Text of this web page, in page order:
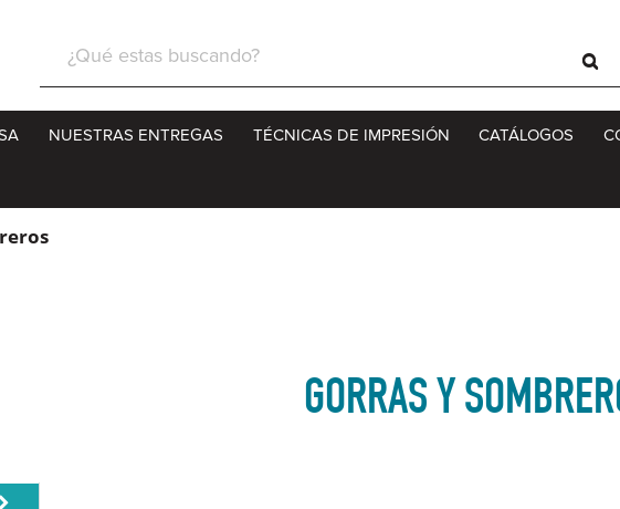
Search
NUESTRAS ENTREGAS TÉCNICAS DE IMPRESIÓN CATÁLOGOS
GORRAS Y